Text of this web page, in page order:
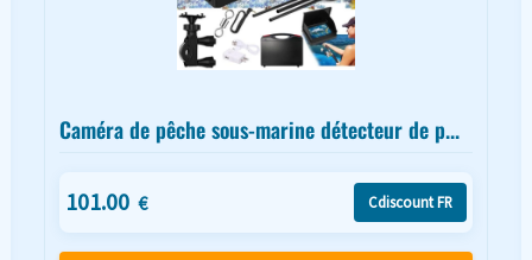
Caméra de pêche sous-marine détecteur de p...
101.00 € Cdiscount FR